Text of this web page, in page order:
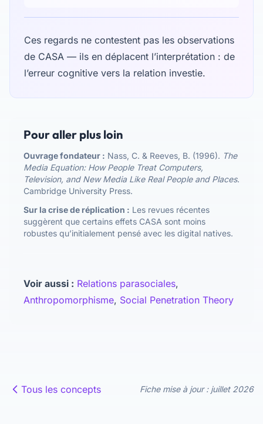
Ces regards ne contestent pas les observations
de CASA — ils en déplacent l’interprétation : de
l’erreur cognitive vers la relation investie.
Pour aller plus loin
Ouvrage fondateur : Nass, C. & Reeves, B. (1996). The
Media Equation: How People Treat Computers,
Television, and New Media Like Real People and Places.
Cambridge University Press.
Sur la crise de réplication : Les revues récentes
suggèrent que certains effets CASA sont moins
robustes qu’initialement pensé avec les digital natives.
Voir aussi : Relations parasociales,
Anthropomorphisme, Social Penetration Theory
Tous les concepts Fiche mise à jour : juillet 2026